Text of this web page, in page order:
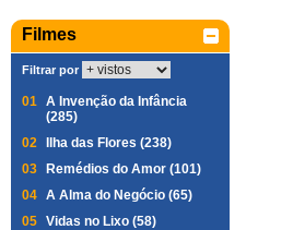
Filmes
Filtrar por
01 A Invenção da Infância
(285)
02
Ilha das Flores (238)
03
Remédios do Amor (101)
04 A Alma do Negócio (65)
05 Vidas no Lixo (58)